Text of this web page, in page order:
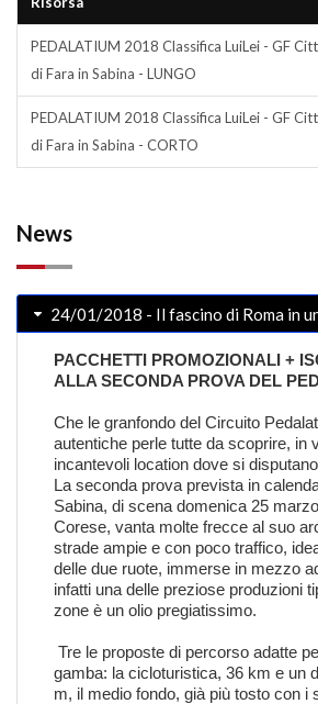
PEDALATIUM 2018 Classifica LuiLei - GF
di Fara in Sabina - LUNGO
PEDALATIUM 2018 Classifica LuiLei - GF
di Fara in Sabina - CORTO
News
24/01/2018 - Il fascino di Roma in
PACCHETTI PROMOZIONALI +
ALLA SECONDA PROVA DEL
Che le granfondo del Circuito
autentiche perle tutte da scoprire, in
incantevoli location dove si
La seconda prova prevista in
Sabina, di scena domenica 25
Corese, vanta molte frecce al suo
strade ampie e con poco traffico,
delle due ruote, immerse in mezzo
infatti una delle preziose produzioni
zone è un olio pregiatissimo.
Tre le proposte di percorso adatte
gamba: la cicloturistica, 36 km e un
m, il medio fondo, già più tosto con i